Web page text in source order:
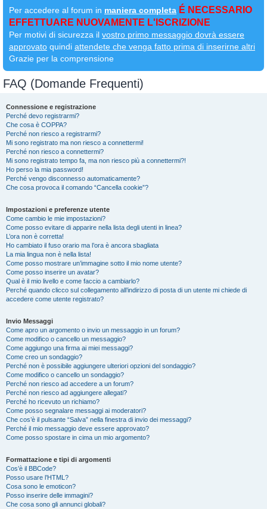
Per accedere al forum in maniera completa É NECESSARIO
EFFETTUARE NUOVAMENTE L'ISCRIZIONE
Per motivi di sicurezza il vostro primo messaggio dovrà essere
approvato quindi attendete che venga fatto prima di inserirne altri
Grazie per la comprensione
FAQ (Domande Frequenti)
Connessione e registrazione
Perché devo registrarmi?
Che cosa è COPPA?
Perché non riesco a registrarmi?
Mi sono registrato ma non riesco a connettermi!
Perché non riesco a connettermi?
Mi sono registrato tempo fa, ma non riesco più a connettermi?!
Ho perso la mia password!
Perché vengo disconnesso automaticamente?
Che cosa provoca il comando “Cancella cookie”?
Impostazioni e preferenze utente
Come cambio le mie impostazioni?
Come posso evitare di apparire nella lista degli utenti in linea?
L’ora non è corretta!
Ho cambiato il fuso orario ma l’ora è ancora sbagliata
La mia lingua non è nella lista!
Come posso mostrare un’immagine sotto il mio nome utente?
Come posso inserire un avatar?
Qual è il mio livello e come faccio a cambiarlo?
Perché quando clicco sul collegamento all’indirizzo di posta di un utente mi chiede di
accedere come utente registrato?
Invio Messaggi
Come apro un argomento o invio un messaggio in un forum?
Come modifico o cancello un messaggio?
Come aggiungo una firma ai miei messaggi?
Come creo un sondaggio?
Perché non è possibile aggiungere ulteriori opzioni del sondaggio?
Come modifico o cancello un sondaggio?
Perché non riesco ad accedere a un forum?
Perché non riesco ad aggiungere allegati?
Perché ho ricevuto un richiamo?
Come posso segnalare messaggi ai moderatori?
Che cos’è il pulsante “Salva” nella finestra di invio dei messaggi?
Perché il mio messaggio deve essere approvato?
Come posso spostare in cima un mio argomento?
Formattazione e tipi di argomenti
Cos’è il BBCode?
Posso usare l’HTML?
Cosa sono le emoticon?
Posso inserire delle immagini?
Che cosa sono gli annunci globali?